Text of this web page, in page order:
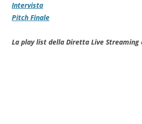
Intervista
Pitch Finale
La play list della Diretta Live Streaming